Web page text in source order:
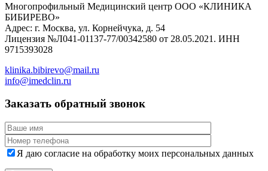
Многопрофильный Медицинский центр ООО «КЛИНИКА
БИБИРЕВО»
Адрес: г. Москва, ул. Корнейчука, д. 54
Лицензия №Л041-01137-77/00342580 от 28.05.2021. ИНН
9715393028
klinika.bibirevo@mail.ru
info@imedclin.ru
Заказать обратный звонок
Я даю согласие на обработку моих персональных данных